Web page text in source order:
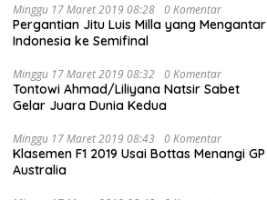
Segera Terbit
Minggu 17 Maret 2019 08:28 0 Komentar
Pergantian Jitu Luis Milla yang Mengantar
Indonesia ke Semifinal
Minggu 17 Maret 2019 08:32 0 Komentar
Tontowi Ahmad/Liliyana Natsir Sabet
Gelar Juara Dunia Kedua
Minggu 17 Maret 2019 08:43 0 Komentar
Klasemen F1 2019 Usai Bottas Menangi GP
Australia